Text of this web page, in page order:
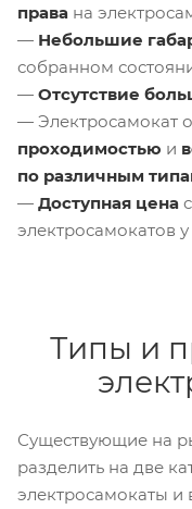
права на
— Небольшие
собранном
— Отсутствие
— Электросамокат
проходимостью и
по различным
— Доступная цена
электросамокатов
Типы и
Существующие на
разделить на две
электросамокаты и